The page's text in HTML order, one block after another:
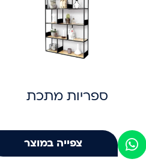
ספריות מתכת
צפייה במוצר